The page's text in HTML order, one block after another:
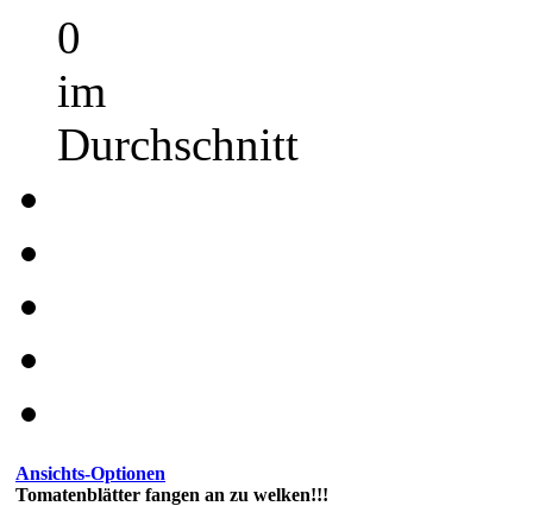
0
im
Durchschnitt
Ansichts-Optionen
Tomatenblätter fangen an zu welken!!!